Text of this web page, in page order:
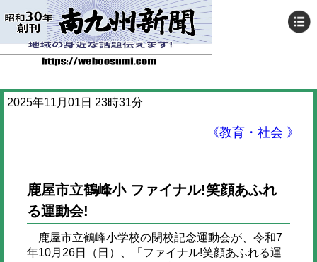
2025年11月01日 23時31分
《教育・社会 》
鹿屋市立鶴峰小 ファイナル!笑顔あふれ
る運動会!
鹿屋市立鶴峰小学校の閉校記念運動会が、令和7
年10月26日（日）、「ファイナル!笑顔あふれる運